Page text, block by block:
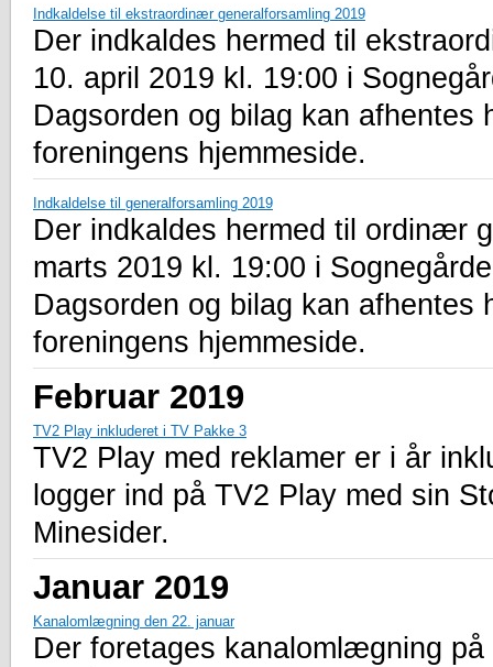
Indkaldelse til ekstraordinær generalforsamling 2019
Der indkaldes hermed til
10. april 2019 kl. 19:00 i
Dagsorden og bilag kan afhentes
foreningens hjemmeside.
Indkaldelse til generalforsamling 2019
Der indkaldes hermed til ordinær
marts 2019 kl. 19:00 i
Dagsorden og bilag kan afhentes
foreningens hjemmeside.
Februar 2019
TV2 Play inkluderet i TV Pakke 3
TV2 Play med reklamer er i år
logger ind på TV2 Play med sin
Minesider.
Januar 2019
Kanalomlægning den 22. januar
Der foretages kanalomlægning